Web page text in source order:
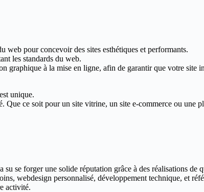
web pour concevoir des sites esthétiques et performants.
les standards du web.
graphique à la mise en ligne, afin de garantir que votre site
unique.
Que ce soit pour un site vitrine, un site e-commerce ou une
se forger une solide réputation grâce à des réalisations
webdesign personnalisé, développement technique, et
activité.